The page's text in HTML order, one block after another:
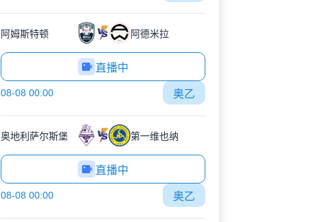
阿姆斯特顿 阿德米拉
直播中
08-08 00:00 奥乙
奥地利萨尔斯堡 第一维也纳
直播中
08-08 00:00 奥乙